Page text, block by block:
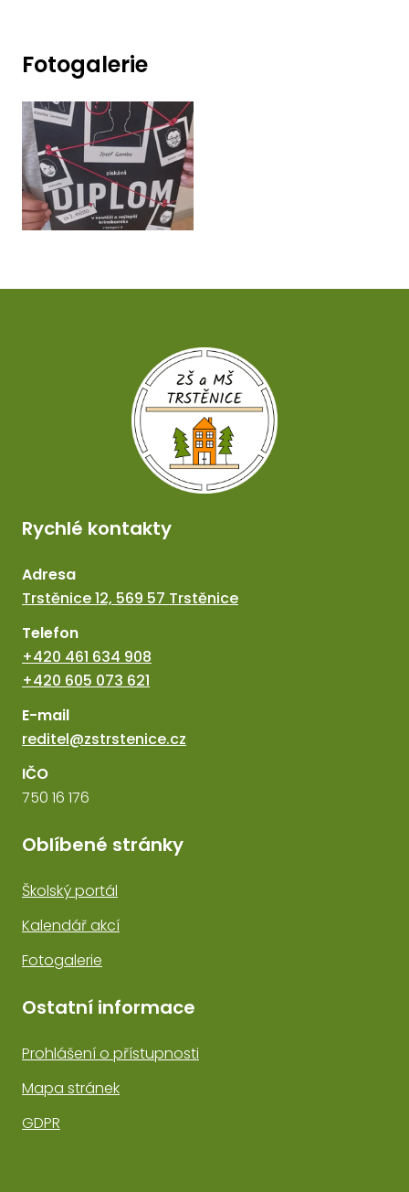
Fotogalerie
Rychlé kontakty
Adresa
Trstěnice 12, 569 57 Trstěnice
Telefon
+420 461 634 908
+420 605 073 621
E-mail
reditel@zstrstenice.cz
IČO
750 16 176
Oblíbené stránky
Školský portál
Kalendář akcí
Fotogalerie
Ostatní informace
Prohlášení o přístupnosti
Mapa stránek
GDPR